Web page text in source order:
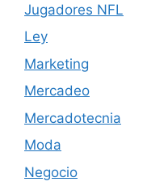
Jugadores NFL
Ley
Marketing
Mercadeo
Mercadotecnia
Moda
Negocio